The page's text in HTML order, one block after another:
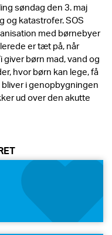
søndag den 3. maj
og katastrofer. SOS
med børnebyer
er tæt på, når
giver børn mad, vand og
hvor børn kan lege, få
i genopbygningen
ud over den akutte